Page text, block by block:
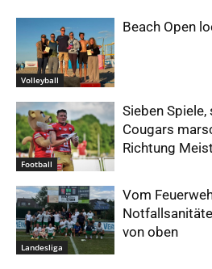
Volleyball
Beach Open
Football
Sieben
Cougars
Richtung
Landesliga
Vom
von oben